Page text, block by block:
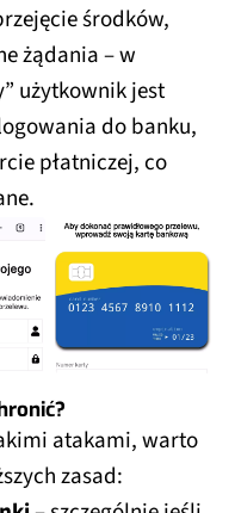
środków,
żądania – w
użytkownik jest
do banku,
płatniczej, co
atakami, warto
zasad: